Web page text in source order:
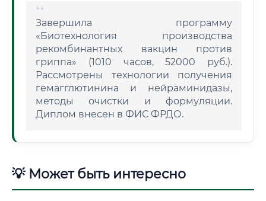
Завершила программу
«Биотехнология производства
рекомбинантных вакцин против
гриппа» (1010 часов, 52000 руб.).
Рассмотрены технологии получения
гемагглютинина и нейраминидазы,
методы очистки и формуляции.
Диплом внесен в ФИС ФРДО.
💡 Может быть интересно